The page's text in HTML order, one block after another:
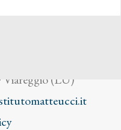
Viareggio (LU)